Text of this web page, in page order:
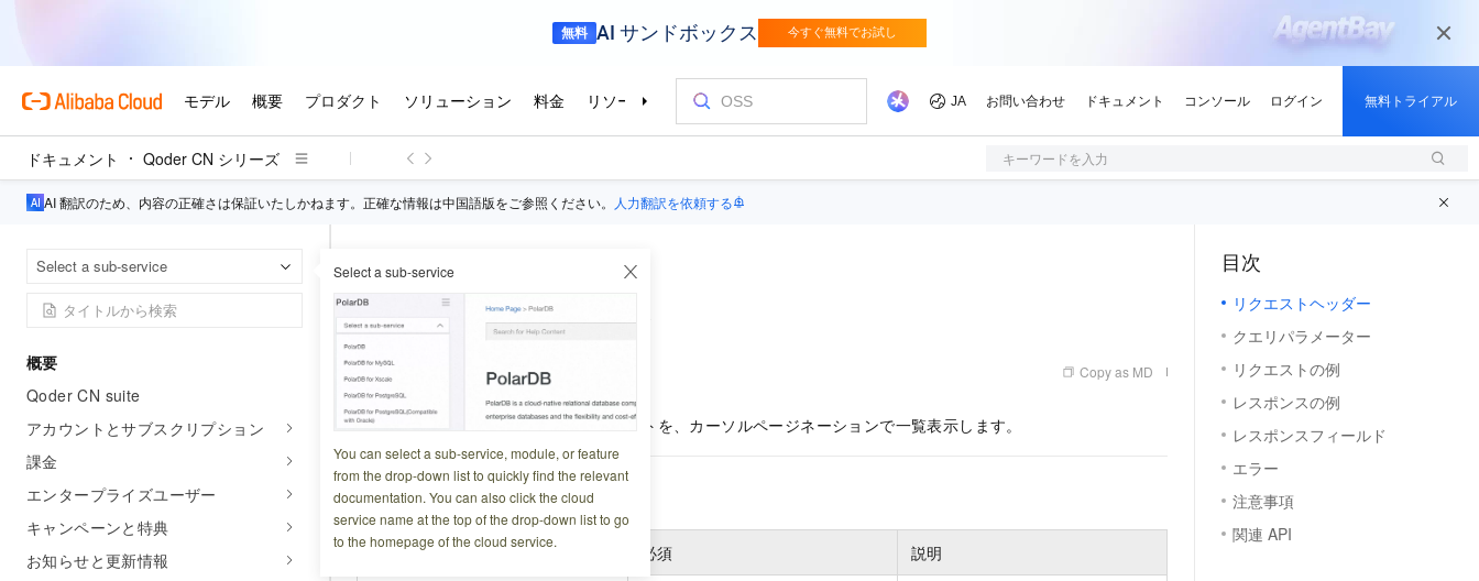
ドキュメント Qoder CN シリーズ キーワードを入力
AI 翻訳のため、内容の正確さは保証いたしかねます。正確な情報は中国語版をご参照ください。 人力翻訳を依頼する
Select a sub-service Select a sub-service
You can select a sub-service, module, or feature
from the drop-down list to quickly find the relevant
documentation. You can also click the cloud
service name at the top of the drop-down list to go
to the homepage of the cloud service.
概要
Qoder CN suite
アカウントとサブスクリプション
課金
エンタープライズユーザー
キャンペーンと特典
お知らせと更新情報
テンプレートのリスト
更新日時 2026-07-03 20:20:18 Copy as MD
現在のアカウントにある転送テンプレートを、カーソルページネーションで一覧表示します。
リクエストヘッダー
ヘッダー 必須 説明
目次
リクエストヘッダー
クエリパラメーター
リクエストの例
レスポンスの例
レスポンスフィールド
エラー
注意事項
関連 API